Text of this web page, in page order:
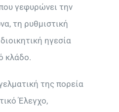
γεφυρώνει την
τη ρυθμιστική
ηγεσία
κλάδο.
της πορεία
Έλεγχο,